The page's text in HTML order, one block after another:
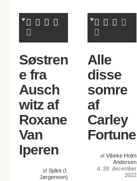
Søstren
e fra
Ausch
witz af
Roxane
Van
Iperen
af Splint (I.
Jørgensen)
Alle
disse
somre
af
Carley
Fortune
af Vibeke Holm
Andersen
d. 28. december
2022